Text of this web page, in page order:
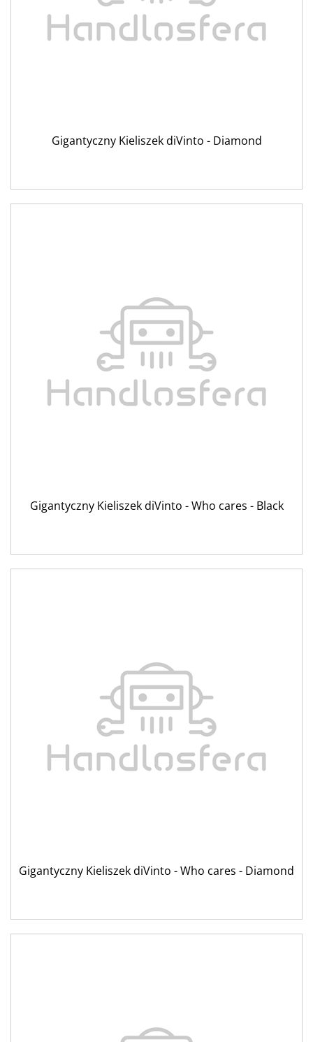
Gigantyczny Kieliszek diVinto - Diamond
Gigantyczny Kieliszek diVinto - Who cares - Black
Gigantyczny Kieliszek diVinto - Who cares - Diamond